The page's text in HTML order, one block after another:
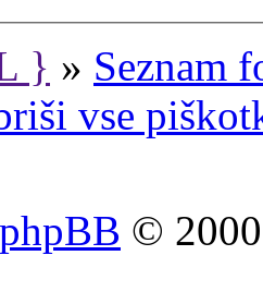
} » Seznam
vse
phpBB ©